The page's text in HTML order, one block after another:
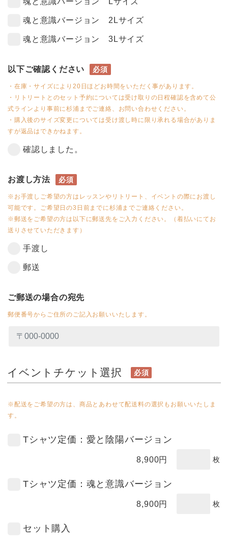
魂と意識バージョン 2Lサイズ
魂と意識バージョン 3Lサイズ
以下ご確認ください 必須
・在庫・サイズにより20日ほどお時間をいただく事があります。
・リトリートとのセット予約については受け取りの日程確認を含めて公
式ラインより事前に杉浦までご連絡、お問い合わせください。
・購入後のサイズ変更については受け渡し時に限り承れる場合がありま
すが返品はできかねます。
確認しました。
お渡し方法 必須
※お手渡しご希望の方はレッスンやリトリート、イベントの際にお渡し
可能です。ご希望日の3日前までに杉浦までご連絡ください。
※郵送をご希望の方は以下に郵送先をご入力ください。（着払いにてお
送りさせていただきます）
手渡し
郵送
ご郵送の場合の宛先
郵便番号からご住所のご記入お願いいたします。
イベントチケット選択 必須
※配送をご希望の方は、商品とあわせて配送料の選択もお願いいたしま
す。
Tシャツ定価：愛と陰陽バージョン
8,900円 枚
Tシャツ定価：魂と意識バージョン
8,900円 枚
セット購入